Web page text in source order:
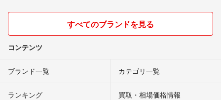
すべてのブランドを見る
コンテンツ
ブランド一覧 カテゴリ一覧
ランキング 買取・相場価格情報